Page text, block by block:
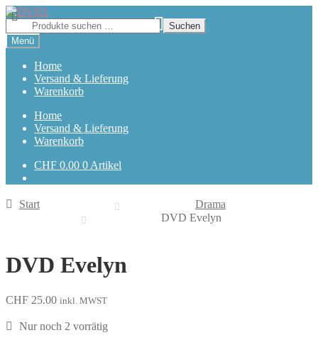
Zur
Navigation
springen
Zum
Inhalt
springen
Suchen
nach:
Suchen
Menü
Home
Versand & Lieferung
Warenkorb
Home
Versand & Lieferung
Warenkorb
CHF 0.00 0 Artikel
Start
Drama
DVD Evelyn
DVD Evelyn
CHF 25.00 inkl. MWST
Nur noch 2 vorrätig